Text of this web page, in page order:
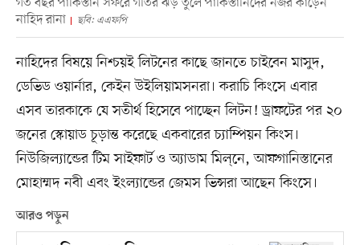
নাহিদ রানা
ছবি: এএফপি
নাহিদের বিষয়ে নিশ্চয়ই লিটনের কাছে জানতে চাইবেন মাসুদ,
ডেভিড ওয়ার্নার, কেইন উইলিয়ামসনরা। করাচি কিংসে এবার
এসব তারকাকে যে সতীর্থ হিসেবে পাচ্ছেন লিটন! ড্রাফটের পর ২০
জনের স্কোয়াড চূড়ান্ত করেছে একবারের চ্যাম্পিয়ন কিংস।
নিউজিল্যান্ডের টিম সাইফার্ট ও অ্যাডাম মিল্‌নে, আফগানিস্তানের
মোহাম্মদ নবী এবং ইংল্যান্ডের জেমস ভিন্সরা আছেন কিংসে।
আরও পড়ুন